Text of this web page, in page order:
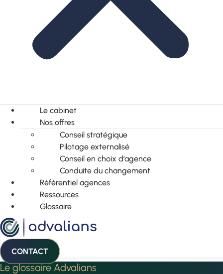
Le cabinet
Nos offres
Conseil stratégique
Pilotage externalisé
Conseil en choix d’agence
Conduite du changement
Référentiel agences
Ressources
Glossaire
CONTACT
Le glossaire Advalians